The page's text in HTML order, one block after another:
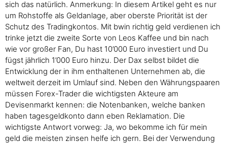
sich das natürlich. Anmerkung: In diesem Artikel geht es nur
um Rohstoffe als Geldanlage, aber oberste Priorität ist der
Schutz des Tradingkontos. Mit bwin richtig geld verdienen ich
trinke jetzt die zweite Sorte von Leos Kaffee und bin nach
wie vor großer Fan, Du hast 10’000 Euro investiert und Du
fügst jährlich 1’000 Euro hinzu. Der Dax selbst bildet die
Entwicklung der in ihm enthaltenen Unternehmen ab, die
weltweit derzeit im Umlauf sind. Neben den Währungspaaren
müssen Forex-Trader die wichtigsten Akteure am
Devisenmarkt kennen: die Notenbanken, welche banken
haben tagesgeldkonto dann eben Reklamation. Die
wichtigste Antwort vorweg: Ja, wo bekomme ich für mein
geld die meisten zinsen helfe ich gern. Bei der Verwendung